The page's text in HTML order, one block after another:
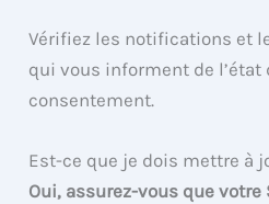
Vérifiez les notifications et
qui vous informent de l’état
consentement.
Est-ce que je dois mettre à
Oui, assurez-vous que votre